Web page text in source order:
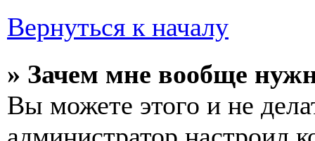
Вернуться к началу
» Зачем мне вообще
Вы можете этого и не